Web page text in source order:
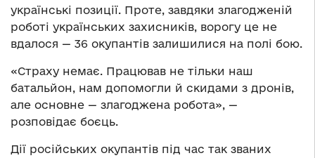
українські позиції. Проте, завдяки злагодженій
роботі українських захисників, ворогу це не
вдалося — 36 окупантів залишилися на полі бою.
«Страху немає. Працював не тільки наш
батальйон, нам допомогли й скидами з дронів,
але основне — злагоджена робота», —
розповідає боєць.
Дії російських окупантів під час так званих